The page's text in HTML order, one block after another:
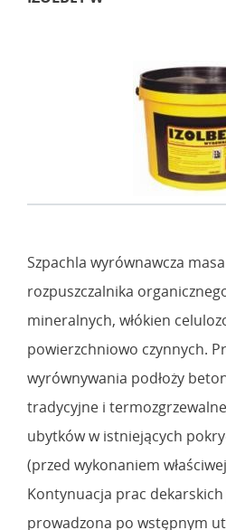
Szpachla wyrównawcza
rozpuszczalnika
mineralnych, włókien
powierzchniowo czynnych.
wyrównywania podłoży
tradycyjne i
ubytków w istniejących
(przed wykonaniem
Kontynuacja prac
prowadzona po wstępnym